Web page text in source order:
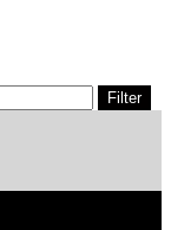
Filter